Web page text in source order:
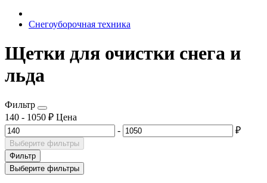
Снегоуборочная техника
Щетки для очистки снега и
льда
Фильтр
140 - 1050 ₽ Цена
-
₽
Выберите фильтры
Фильтр
Выберите фильтры